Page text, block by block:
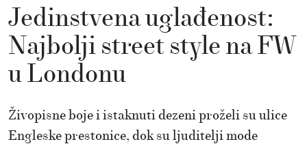
Jedinstvena uglađenost:
Najbolji street style na FW
u Londonu
Živopisne boje i istaknuti dezeni proželi su ulice
Engleske prestonice, dok su ljuditelji mode